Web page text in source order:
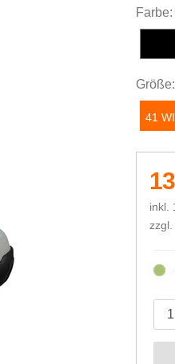
Farbe:
Größe:
41
inkl.